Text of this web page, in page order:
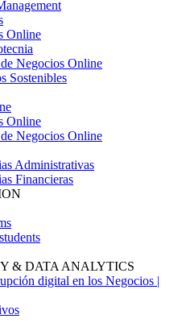
Online
Negocios Online
Sostenibles
Online
Negocios Online
Administrativas
Financieras
& DATA ANALYTICS
digital en los Negocios |